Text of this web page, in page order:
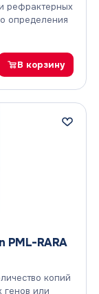
рефрактерных
определения
В корзину
PML-RARA
копий
генов или